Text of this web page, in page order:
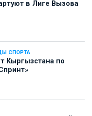
в Лиге Вызова
СПОРТА
Кыргызстана по